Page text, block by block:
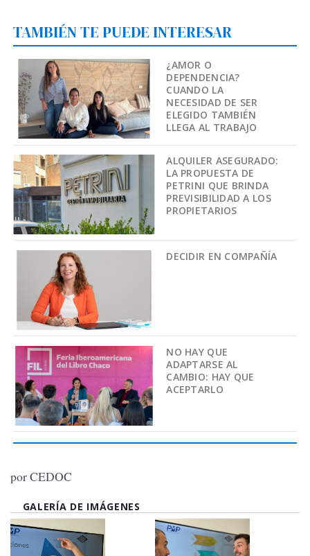
TAMBIÉN TE PUEDE INTERESAR
¿AMOR O
DEPENDENCIA?
CUANDO LA
NECESIDAD DE SER
ELEGIDO TAMBIÉN
LLEGA AL TRABAJO
ALQUILER ASEGURADO:
LA PROPUESTA DE
PETRINI QUE BRINDA
PREVISIBILIDAD A LOS
PROPIETARIOS
DECIDIR EN COMPAÑÍA
NO HAY QUE
ADAPTARSE AL
CAMBIO: HAY QUE
ACEPTARLO
por CEDOC
GALERÍA DE IMÁGENES